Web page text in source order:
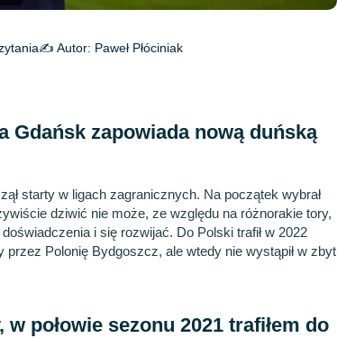
✍️ Autor: Paweł Płóciniak
Gdańsk zapowiada nową duńską
starty w ligach zagranicznych. Na początek wybrał
dziwić nie może, ze względu na różnorakie tory,
i się rozwijać. Do Polski trafił w 2022
przez Polonię Bydgoszcz, ale wtedy nie wystąpił w zbyt
w połowie sezonu 2021 trafiłem do